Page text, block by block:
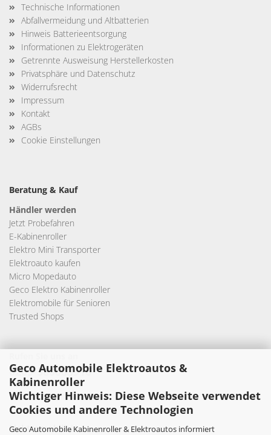
Geco Automobile Elektroautos &
Kabinenroller
Wichtiger Hinweis: Diese Webseite verwendet
Cookies und andere Technologien
Geco Automobile Kabinenroller & Elektroautos informiert
Technische Informationen
Abfallvermeidung und Altbatterien
Hinweis Batterieentsorgung
Informationen zu Elektrogeräten
Getrennte Ausweisung Herstellerkosten
Privatsphäre und Datenschutz
Widerrufsrecht
Impressum
Kontakt
AGBs
Cookie Einstellungen
Beratung & Kauf
Händler werden
Jetzt Probefahren
E-Kabinenroller
Elektro Mini Transporter
Elektroauto kaufen
Micro Mopedauto
Geco Elektro Kabinenroller
Elektromobile für Senioren
Trusted Shops
0209-380683916
Elektromobilität